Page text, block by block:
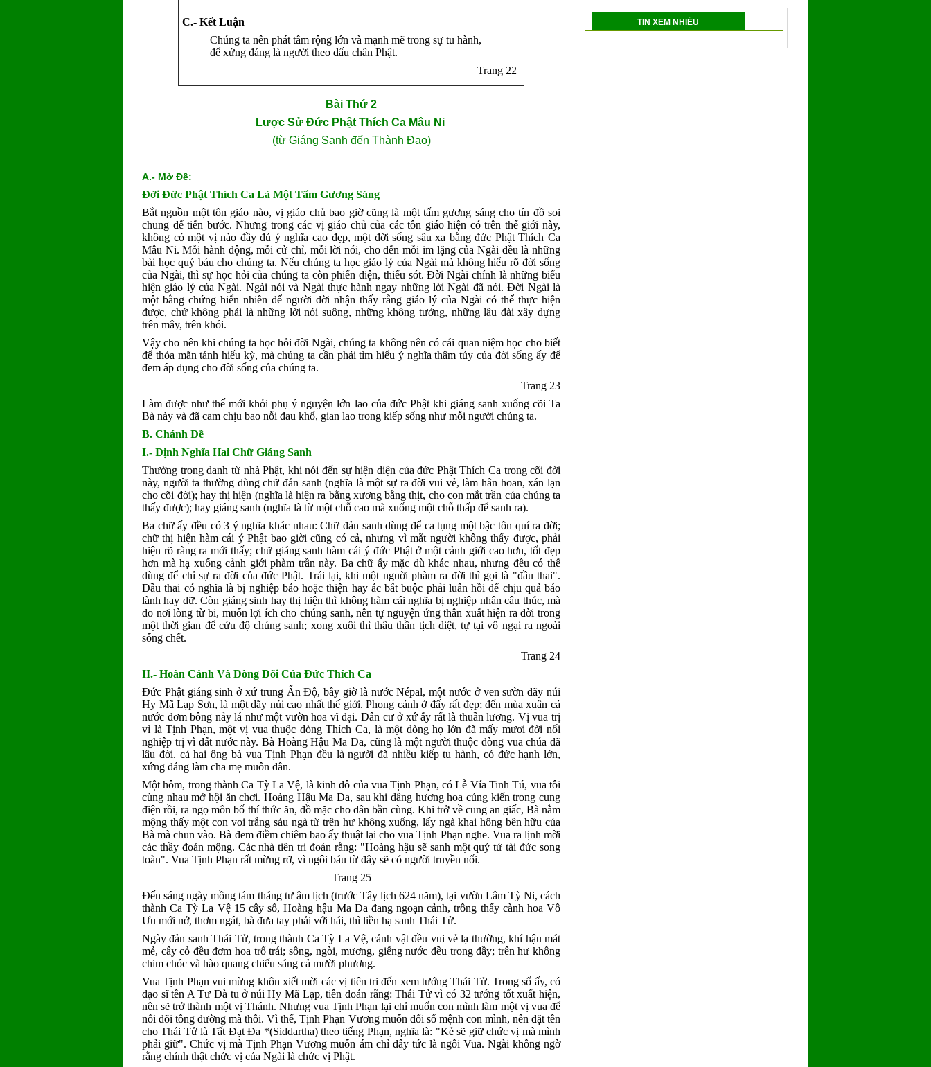
C.- Kết Luận
Chúng ta nên phát tâm rộng lớn và mạnh mẽ trong sự tu hành,
để xứng đáng là người theo dấu chân Phật.
Trang 22
Bài Thứ 2
Lược Sử Ðức Phật Thích Ca Mâu Ni
(từ Giáng Sanh đến Thành Ðạo)
A.- Mở Ðề:
Ðời Ðức Phật Thích Ca Là Một Tấm Gương Sáng
Bắt nguồn một tôn giáo nào, vị giáo chủ bao giờ cũng là một tấm gương sáng cho tín đồ soi
chung để tiến bước. Nhưng trong các vị giáo chủ của các tôn giáo hiện có trên thế giới này,
không có một vị nào đầy đủ ý nghĩa cao đẹp, một đời sống sâu xa bằng đức Phật Thích Ca
Mâu Ni. Mỗi hành động, mỗi cử chỉ, mỗi lời nói, cho đến mỗi im lặng của Ngài đều là những
bài học quý báu cho chúng ta. Nếu chúng ta học giáo lý của Ngài mà không hiểu rõ đời sống
của Ngài, thì sự học hỏi của chúng ta còn phiến diện, thiếu sót. Ðời Ngài chính là những biểu
hiện giáo lý của Ngài. Ngài nói và Ngài thực hành ngay những lời Ngài đã nói. Ðời Ngài là
một bằng chứng hiển nhiên để người đời nhận thấy rằng giáo lý của Ngài có thể thực hiện
được, chứ không phải là những lời nói suông, những không tưởng, những lâu đài xây dựng
trên mây, trên khói.
Vậy cho nên khi chúng ta học hỏi đời Ngài, chúng ta không nên có cái quan niệm học cho biết
để thỏa mãn tánh hiếu kỳ, mà chúng ta cần phải tìm hiểu ý nghĩa thâm túy của đời sống ấy để
đem áp dụng cho đời sống của chúng ta.
Trang 23
Làm được như thế mới khỏi phụ ý nguyện lớn lao của đức Phật khi giáng sanh xuống cõi Ta
Bà này và đã cam chịu bao nỗi đau khổ, gian lao trong kiếp sống như mỗi người chúng ta.
B. Chánh Ðề
I.- Ðịnh Nghĩa Hai Chữ Giáng Sanh
Thường trong danh từ nhà Phật, khi nói đến sự hiện diện của đức Phật Thích Ca trong cõi đời
này, người ta thường dùng chữ đản sanh (nghĩa là một sự ra đời vui vẻ, làm hân hoan, xán lạn
cho cõi đời); hay thị hiện (nghĩa là hiện ra bằng xương bằng thịt, cho con mắt trần của chúng ta
thấy được); hay giáng sanh (nghĩa là từ một chỗ cao mà xuống một chỗ thấp để sanh ra).
Ba chữ ấy đều có 3 ý nghĩa khác nhau: Chữ đản sanh dùng để ca tụng một bậc tôn quí ra đời;
chữ thị hiện hàm cái ý Phật bao giời cũng có cả, nhưng vì mắt người không thấy được, phải
hiện rõ ràng ra mới thấy; chữ giáng sanh hàm cái ý đức Phật ở một cảnh giới cao hơn, tốt đẹp
hơn mà hạ xuống cảnh giới phàm trần này. Ba chữ ấy mặc dù khác nhau, nhưng đều có thể
dùng để chỉ sự ra đời của đức Phật. Trái lại, khi một nguời phàm ra đời thì gọi là "đầu thai".
Ðầu thai có nghĩa là bị nghiệp báo hoặc thiện hay ác bắt buộc phải luân hồi để chịu quả báo
lành hay dữ. Còn giáng sinh hay thị hiện thì không hàm cái nghĩa bị nghiệp nhân câu thúc, mà
do nơi lòng từ bi, muốn lợi ích cho chúng sanh, nên tự nguyện ứng thân xuất hiện ra đời trong
một thời gian để cứu độ chúng sanh; xong xuôi thì thâu thần tịch diệt, tự tại vô ngại ra ngoài
sống chết.
Trang 24
II.- Hoàn Cảnh Và Dòng Dõi Của Ðức Thích Ca
Ðức Phật giáng sinh ở xứ trung Ấn Ðộ, bây giờ là nước Népal, một nước ở ven sườn dãy núi
Hy Mã Lạp Sơn, là một dãy núi cao nhất thế giới. Phong cảnh ở đấy rất đẹp; đến mùa xuân cả
nước đơm bông nảy lá như một vườn hoa vĩ đại. Dân cư ở xứ ấy rất là thuần lương. Vị vua trị
vì là Tịnh Phạn, một vị vua thuộc dòng Thích Ca, là một dòng họ lớn đã mấy mươi đời nối
nghiệp trị vì đất nước này. Bà Hoàng Hậu Ma Da, cũng là một người thuộc dòng vua chúa đã
lâu đời. cả hai ông bà vua Tịnh Phạn đều là người đã nhiều kiếp tu hành, có đức hạnh lớn,
xứng đáng làm cha mẹ muôn dân.
Một hôm, trong thành Ca Tỳ La Vệ, là kinh đô của vua Tịnh Phạn, có Lễ Vía Tinh Tú, vua tôi
cùng nhau mở hội ăn chơi. Hoàng Hậu Ma Da, sau khi dâng hương hoa cúng kiến trong cung
điện rồi, ra ngọ môn bố thí thức ăn, đồ mặc cho dân bần cùng. Khi trở về cung an giấc, Bà nằm
mộng thấy một con voi trắng sáu ngà từ trên hư không xuống, lấy ngà khai hông bên hữu của
Bà mà chun vào. Bà đem điềm chiêm bao ấy thuật lại cho vua Tịnh Phạn nghe. Vua ra lịnh mời
các thầy đoán mộng. Các nhà tiên tri đoán rằng: "Hoàng hậu sẽ sanh một quý tử tài đức song
toàn". Vua Tịnh Phạn rất mừng rỡ, vì ngôi báu từ đây sẽ có người truyền nối.
Trang 25
Ðến sáng ngày mồng tám tháng tư âm lịch (trước Tây lịch 624 năm), tại vườn Lâm Tỳ Ni, cách
thành Ca Tỳ La Vệ 15 cây số, Hoàng hậu Ma Da đang ngoạn cảnh, trông thấy cành hoa Vô
Ưu mới nở, thơm ngát, bà đưa tay phải với hái, thì liền hạ sanh Thái Tử.
Ngày đản sanh Thái Tử, trong thành Ca Tỳ La Vệ, cảnh vật đều vui vẻ lạ thường, khí hậu mát
mẻ, cây cỏ đều đơm hoa trổ trái; sông, ngòi, mương, giếng nước đều trong đầy; trên hư không
chim chóc và hào quang chiếu sáng cả mười phương.
Vua Tịnh Phạn vui mừng khôn xiết mời các vị tiên tri đến xem tướng Thái Tử. Trong số ấy, có
đạo sĩ tên A Tư Ðà tu ở núi Hy Mã Lạp, tiên đoán rằng: Thái Tử vì có 32 tướng tốt xuất hiện,
nên sẽ trở thành một vị Thánh. Nhưng vua Tịnh Phạn lại chỉ muốn con mình làm một vị vua để
nối dõi tông đường mà thôi. Vì thế, Tịnh Phạn Vương muốn đổi số mệnh con mình, nên đặt tên
cho Thái Tử là Tất Ðạt Ða *(Siddartha) theo tiếng Phạn, nghĩa là: "Kẻ sẽ giữ chức vị mà mình
phải giữ". Chức vị mà Tịnh Phạn Vương muốn ám chỉ đây tức là ngôi Vua. Ngài không ngờ
rằng chính thật chức vị của Ngài là chức vị Phật.
TIN XEM NHIỀU